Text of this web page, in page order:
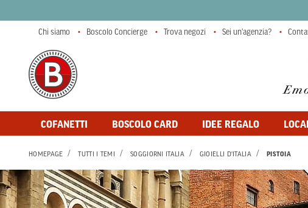
COFANETTI BOSCOLO CARD IDEE REGALO
Chi siamo Boscolo Concierge Trova negozi Sei un'agenzia?
HOMEPAGE TUTTI I TEMI SOGGIORNI ITALIA GIOIELLI D'ITALIA PISTOIA